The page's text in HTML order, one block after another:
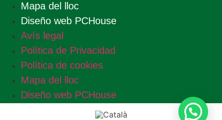
Mapa del lloc
Diseño web PCHouse
Avís legal
Política de Privacidad
Política de cookies
Mapa del lloc
Diseño web PCHouse